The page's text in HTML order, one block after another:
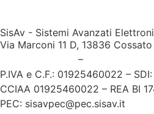
SisAv - Sistemi Avanzati
Via Marconi 11 D, 13836 Cossato
–
P.IVA e C.F.: 01925460022 – SDI:
CCIAA 01925460022 – REA BI
PEC: sisavpec@pec.sisav.it